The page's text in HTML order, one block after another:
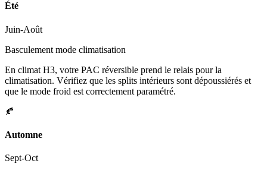
Été
Juin-Août
Basculement mode climatisation
En climat H3, votre PAC réversible prend le relais pour la
climatisation. Vérifiez que les splits intérieurs sont dépoussiérés et
que le mode froid est correctement paramétré.
🍂
Automne
Sept-Oct